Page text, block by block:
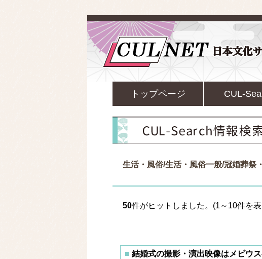
トップページ CUL-
生活・風俗/生活・風俗一般/冠婚葬祭
50件がヒットしました。(1～10件を
結婚式の撮影・演出映像はメビウ